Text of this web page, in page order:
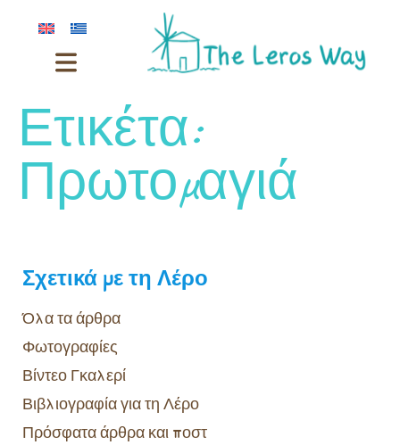
Ετικέτα:
Πρωτομαγιά
Σχετικά με τη Λέρο
Όλα τα άρθρα
Φωτογραφίες
Βίντεο Γκαλερί
Βιβλιογραφία για τη Λέρο
Πρόσφατα άρθρα και ποστ